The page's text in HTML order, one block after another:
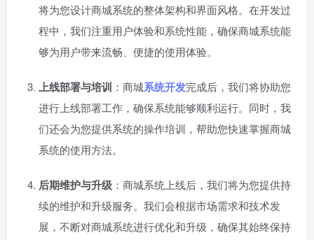
将为您设计商城系统的整体架构和界面风格。在开发过
程中，我们注重用户体验和系统性能，确保商城系统能
够为用户带来流畅、便捷的使用体验。
上线部署与培训 ：商城系统开发完成后，我们将协助您
进行上线部署工作，确保系统能够顺利运行。同时，我
们还会为您提供系统的操作培训，帮助您快速掌握商城
系统的使用方法。
后期维护与升级 ：商城系统上线后，我们将为您提供持
续的维护和升级服务。我们会根据市场需求和技术发
展，不断对商城系统进行优化和升级，确保其始终保持